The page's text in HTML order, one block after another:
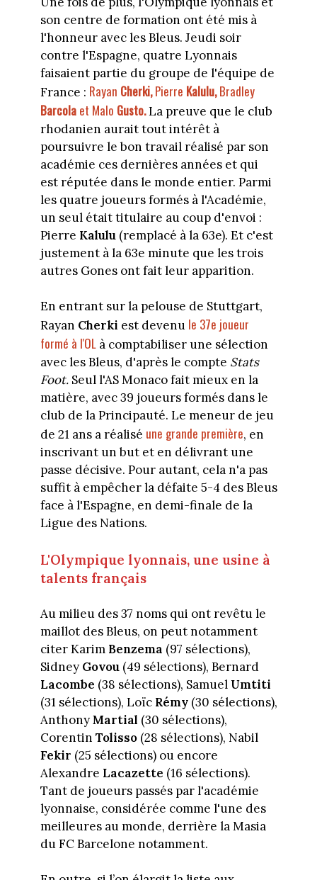
son centre de formation ont été mis à
l'honneur avec les Bleus. Jeudi soir
contre l'Espagne, quatre Lyonnais
faisaient partie du groupe de l'équipe de
France : Rayan Cherki,Pierre Kalulu,Bradley
Barcolaet Malo Gusto.La preuve que le club
rhodanien aurait tout intérêt à
poursuivre le bon travail réalisé par son
académie ces dernières années et qui
est réputée dans le monde entier. Parmi
les quatre joueurs formés à l'Académie,
un seul était titulaire au coup d'envoi :
Pierre Kalulu (remplacé à la 63e). Et c'est
justement à la 63e minute que les trois
autres Gones ont fait leur apparition.
En entrant sur la pelouse de Stuttgart,
Rayan Cherki est devenu le 37e joueur
formé à l'OLà comptabiliser une sélection
avec les Bleus, d'après le compte Stats
Foot.Seul l'AS Monaco fait mieux en la
matière, avec 39 joueurs formés dans le
club de la Principauté. Le meneur de jeu
de 21 ans a réalisé une grande première, en
inscrivant un but et en délivrant une
passe décisive. Pour autant, cela n'a pas
suffit à empêcher la défaite 5-4 des Bleus
face à l'Espagne, en demi-finale de la
Ligue des Nations.
L'Olympique lyonnais, une usine à
talents français
Au milieu des 37 noms qui ont revêtu le
maillot des Bleus, on peut notamment
citer Karim Benzema (97 sélections),
Sidney Govou(49 sélections), Bernard
Lacombe (38 sélections), Samuel Umtiti
(31 sélections), Loïc Rémy(30 sélections),
AnthonyMartial (30 sélections),
Corentin Tolisso (28 sélections), Nabil
Fekir (25 sélections) ou encore
Alexandre Lacazette (16 sélections).
Tant de joueurs passés par l'académie
lyonnaise, considérée comme l'une des
meilleures au monde, derrière la Masia
du FC Barcelone notamment.